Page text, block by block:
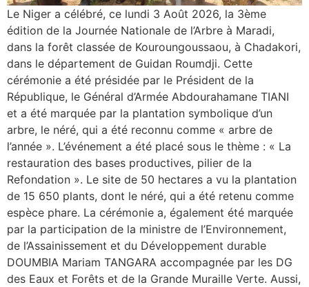
Le Niger a célébré, ce lundi 3 Août 2026, la 3ème
édition de la Journée Nationale de l’Arbre à Maradi,
dans la forêt classée de Kouroungoussaou, à Chadakori,
dans le département de Guidan Roumdji. Cette
cérémonie a été présidée par le Président de la
République, le Général d’Armée Abdourahamane TIANI
et a été marquée par la plantation symbolique d’un
arbre, le néré, qui a été reconnu comme « arbre de
l’année ». L’événement a été placé sous le thème : « La
restauration des bases productives, pilier de la
Refondation ». Le site de 50 hectares a vu la plantation
de 15 650 plants, dont le néré, qui a été retenu comme
espèce phare. La cérémonie a, également été marquée
par la participation de la ministre de l’Environnement,
de l’Assainissement et du Développement durable
DOUMBIA Mariam TANGARA accompagnée par les DG
des Eaux et Forêts et de la Grande Muraille Verte. Aussi,